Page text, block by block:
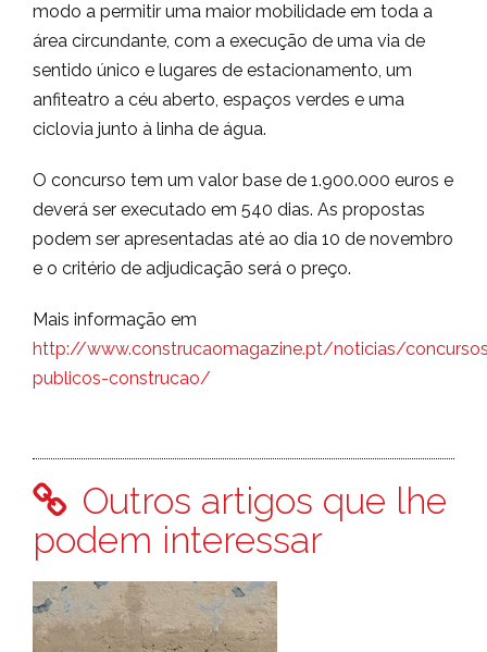
modo a permitir uma maior mobilidade em toda a
área circundante, com a execução de uma via de
sentido único e lugares de estacionamento, um
anfiteatro a céu aberto, espaços verdes e uma
ciclovia junto à linha de água.
O concurso tem um valor base de 1.900.000 euros e
deverá ser executado em 540 dias. As propostas
podem ser apresentadas até ao dia 10 de novembro
e o critério de adjudicação será o preço.
Mais informação em
http://www.construcaomagazine.pt/noticias/
publicos-construcao/
Outros artigos que lhe
podem interessar